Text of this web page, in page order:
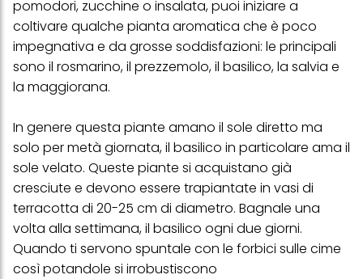
pomodori, zucchine o insalata, puoi iniziare a
coltivare qualche pianta aromatica che è poco
impegnativa e da grosse soddisfazioni: le principali
sono il rosmarino, il prezzemolo, il basilico, la salvia e
la maggiorana.
In genere questa piante amano il sole diretto ma
solo per metà giornata, il basilico in particolare ama il
sole velato. Queste piante si acquistano già
cresciute e devono essere trapiantate in vasi di
terracotta di 20-25 cm di diametro. Bagnale una
volta alla settimana, il basilico ogni due giorni.
Quando ti servono spuntale con le forbici sulle cime
così potandole si irrobustiscono